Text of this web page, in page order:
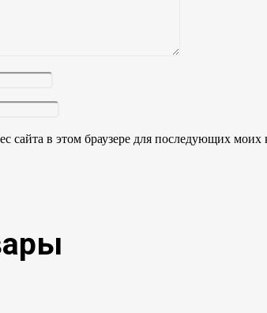
сайта в этом браузере для последующих моих